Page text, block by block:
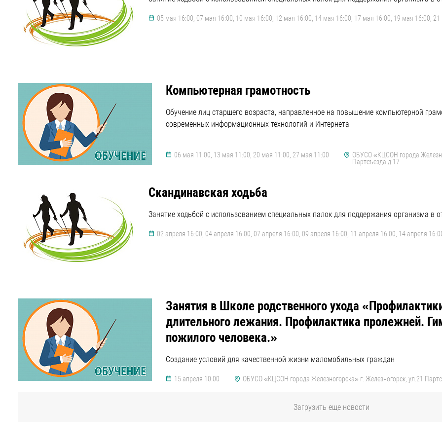
05 мая 16:00, 07 мая 16:00, 10 мая 16:00, 12 мая 16:00, 14 мая 16:00, 17 мая 16:00, 19 мая 16:00,
Компьютерная грамотность
Обучение лиц старшего возраста, направленное на повышение компьютерной
современных информационных технологий и Интернета
06 мая 11:00, 13 мая 11:00, 20 мая 11:00, 27 мая 11:00
ОБУСО «КЦСОН города
Партсъезда д.17
Скандинавская ходьба
Занятие ходьбой с использованием специальных палок для поддержания организма в
02 апреля 16:00, 04 апреля 16:00, 07 апреля 16:00, 09 апреля 16:00, 11 апреля 16:00, 14 апреля
Занятия в Школе родственного ухода
длительного лежания. Профилактика пролежней.
пожилого человека.»
Создание условий для качественной жизни маломобильных граждан
15 апреля 10:00 ОБУСО «КЦСОН города Железногорска» г. Железногорск, ул.21
Загрузить еще новости